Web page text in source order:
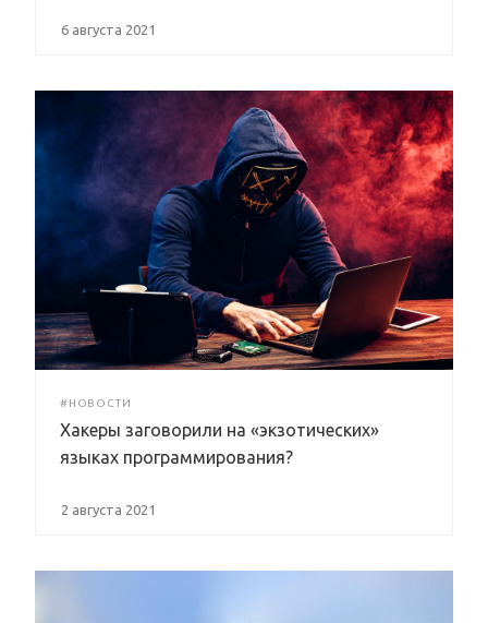
6 августа 2021
#НОВОСТИ
Хакеры заговорили на «экзотических»
языках программирования?
2 августа 2021